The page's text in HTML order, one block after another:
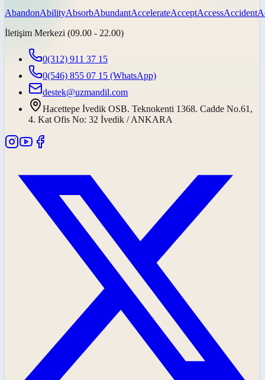
AbandonAbilityAbsorbAbundantAccelerateAcceptAccessAccident
İletişim Merkezi (09.00 - 22.00)
0(312) 911 37 15
0(546) 855 07 15 (WhatsApp)
destek@uzmandil.com
Hacettepe İvedik OSB. Teknokenti 1368. Cadde No.61,
4. Kat Ofis No: 32 İvedik / ANKARA